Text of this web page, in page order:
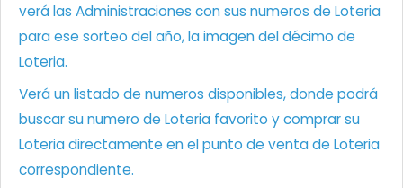
verá las Administraciones con sus numeros de Loteria
para ese sorteo del año, la imagen del décimo de
Loteria.
Verá un listado de numeros disponibles, donde podrá
buscar su numero de Loteria favorito y comprar su
Loteria directamente en el punto de venta de Loteria
correspondiente.